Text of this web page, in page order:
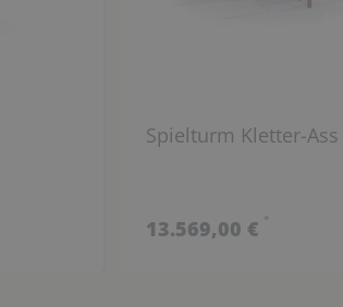
Spielturm Kletter-Ass
13.569,00 € *